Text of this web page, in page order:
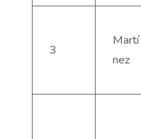
3
Martí
nez